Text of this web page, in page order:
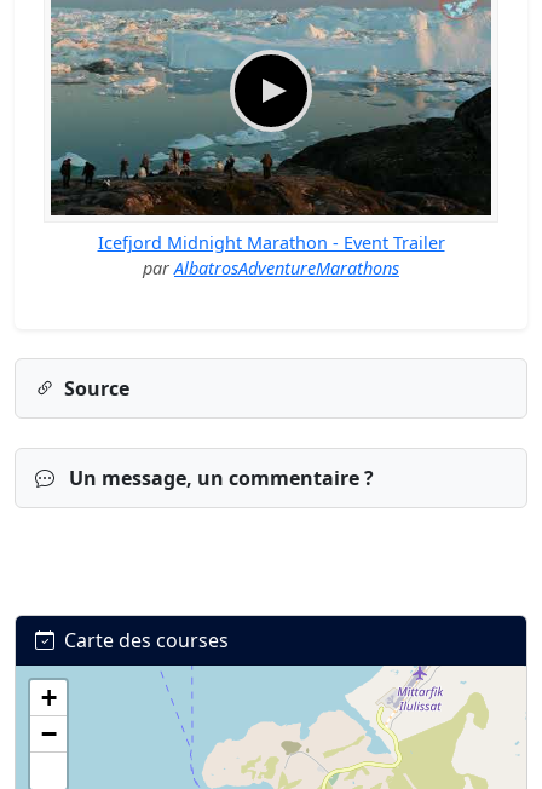
Icefjord Midnight Marathon - Event Trailer
parAlbatrosAdventureMarathons
Source
Un message, un commentaire ?
Connexion S’inscrire mot de passe oublié ?
Carte des courses
+
−